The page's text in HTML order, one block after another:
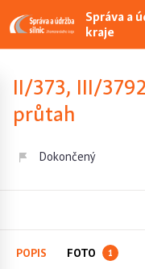
Správa a
kraje
II/373, III/
průtah
Dokončený
POPIS FOTO 1